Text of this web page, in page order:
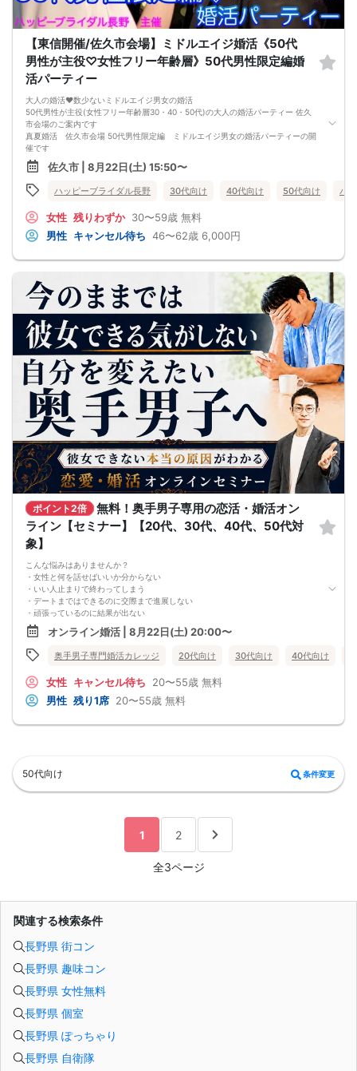
90分前を切って急なご予約のキャンセルや天災等が発生した場合はこの限りでは
ありません。開催中止となった場合のご連絡は、ご登録のメールアドレスへお送
りいたします。
・男女比について
男女差が2名以内程度になるよう人数調整を行っておりますが、ご予約のキャンセ
ル等によりバランスが崩れる場合がございます。バランスが崩れたことによる返
金等は一切ございませんので予めご了承ください。
最少催行人数：ご予約人数4名以上
最大催行人数：ご予約人数18名程度
・飲食について
当イベントにおいて飲食の提供はございません。
・保証制度について
直前のキャンセル等により上記の最少催行人数を下回った場合、参加費を全額返
金し、無償での開催を行います。
【東信開催/佐久市会場】ミドルエイジ婚活《50代
男性が主役♡女性フリー年齢層》50代男性限定編婚
活パーティー
大人の婚活❤️数少ないミドルエイジ男女の婚活
50代男性が主役(女性フリー年齢層30・40・50代)の大人の婚活パーティー 佐久
市会場のご案内です
真夏婚活 佐久市会場 50代男性限定編 ミドルエイジ男女の婚活パーティーの開
催です
魅力的な大人の男性50代男性が主役です❤️
働き盛りで経済力 包容力 優しさの三拍子揃っており、とても頼りになる年齢
層の男性メンバー✨
このパーティーでフィーリングの合う素敵なご縁を見つけてください✨
い！
各地より素敵なミドルエイジ男女の集まる婚活パーティーです お見逃しなく！
【参加資格】50代男性が主役
※婚歴は問いません
【佐久市会場】佐久市市民創練センター
会場は佐久市中心部・武道館斜向かいの佐久市市民創練センター
完全貸切の会場にて気を使わずゆったりお話しください✨大型無料駐車場完備
【女性に安心ルール】
★マッチングした方同士だけ直接連絡先交換OK
アタックカード[連絡先記入OK]を渡すのはOKです！
※孤立を招くフリータイム無し
※1巡長めor2巡廻り方式開催(当日に参加人数により判断)
【注意事項】
@服装自由♪
@飲食→無し/ミネラルウォーターorお茶のみ1本サービス♪
@現在の人数のお問い合わせは、ルールにて回答出来ないのでご遠慮下さい
@募集人数 MAX12対12締切/最少催行人数2対2以上(疲れない90分目安の運営/最
大2H以内)
※男女比率±2名以内調整・異常な男女比率は御座いません
@中止判断タイミング→イベント当日AM9時に最少催行人数に満たない場合
【キャンセル規約】
注意事項→オミカレシステム上、よくある「誤って予約した」「予約後すぐにキ
ャンセルした」の理由でもキャンセル料対象だとキャンセル料が発生します。お
間違いがないか日程を今一度ご確認のうえエントリーして下さい
★男性キャンセル規約★
予約後のキャンセルは予約した時点より下記のキャンセル料が発生します
イベント前日3000円/当日5000円
★女性キャンセル規約★
予約後のキャンセルはイベント開催日の3日前迄はキャンセル料無料【例:日曜の
パーティ予約→木曜PM23:59迄は無料】
※女性初参加者様へ→初参加(当社参加履歴無し)よりキャンセルの場合は無料キャ
ンセル期間でもキャンセル料1500円
イベント2日前・前日2000円/当日3000円
佐久市 | 8月22日(土) 15:50〜
ハッピーブライダル長野 30代向け 40代向け 50代向け バ
女性 残りわずか 30〜59歳 無料
男性 キャンセル待ち 46〜62歳 6,000円
ポイント2倍
無料！奥手男子専用の恋活・婚活オン
ライン【セミナー】【20代、30代、40代、50代対
象】
こんな悩みはありませんか？
・女性と何を話せばいいか分からない
・いい人止まりで終わってしまう
・デートまではできるのに交際まで進展しない
・頑張っているのに結果が出ない
・何が原因なのか分からない
・このまま続けても彼女ができる気がしない
これまで500名以上の
奥手男子の恋愛・婚活相談に乗ってきて、
それは、
多くの奥手男子は、努力不足ではなく、
努力の方向性がズレているということです。
みなさん本当に努力しています。
でも、その努力が本命女性との交際につながらず、
「このまま恋愛・婚活を続けても、
そんな不安を抱えている奥手男子が本当に多いです。
お金も時間も失ってしまいます。
彼女ができない本当の原因を
しかし、この内容は文章だけでは伝えきれません。
・彼女ができない本当の原因
・本命女性に選ばれる
奥手男子専用32の極意の全体像
をお伝えします！
今年こそは彼女できて
一緒に美味しいものを食べに行ったり、
映画に行ったり、旅行に行けるように、
ぜひこの先を読み進めてみてください👇
オンライン婚活 | 8月22日(土) 20:00〜
奥手男子専門婚活カレッジ 20代向け 30代向け 40代向け
女性 キャンセル待ち 20〜55歳 無料
男性 残り1席 20〜55歳 無料
50代向け 条件変更
1 2
全3ページ
関連する検索条件
長野県 街コン
長野県 趣味コン
長野県 女性無料
長野県 個室
長野県 ぽっちゃり
長野県 自衛隊